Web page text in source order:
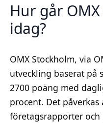
Hur går
idag?
OMX Stockholm, via
utveckling baserat på
2700 poäng med
procent. Det påverkas
företagsrapporter och